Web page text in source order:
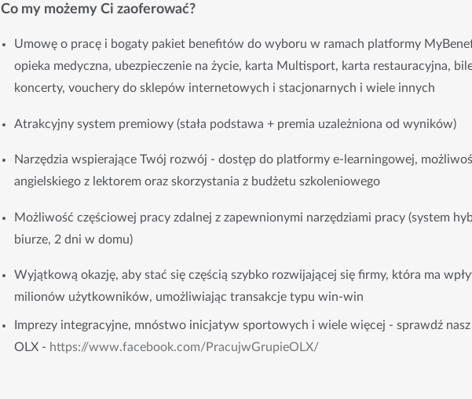
Co my możemy Ci zaoferować?
Umowę o pracę i bogaty pakiet benefitów do wyboru w ramach platformy
opieka medyczna, ubezpieczenie na życie, karta Multisport, karta restauracyjna,
koncerty, vouchery do sklepów internetowych i stacjonarnych i wiele innych
Atrakcyjny system premiowy (stała podstawa + premia uzależniona od wyników)
Narzędzia wspierające Twój rozwój - dostęp do platformy e-learningowej,
angielskiego z lektorem oraz skorzystania z budżetu szkoleniowego
Możliwość częściowej pracy zdalnej z zapewnionymi narzędziami pracy (system
biurze, 2 dni w domu)
Wyjątkową okazję, aby stać się częścią szybko rozwijającej się firmy, która ma
milionów użytkowników, umożliwiając transakcje typu win-win
Imprezy integracyjne, mnóstwo inicjatyw sportowych i wiele więcej - sprawdź
OLX - https://www.facebook.com/PracujwGrupieOLX/